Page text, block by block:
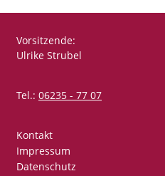
Vorsitzende:
Ulrike Strubel
Tel.: 06235 - 77 07
Kontakt
Impressum
Datenschutz